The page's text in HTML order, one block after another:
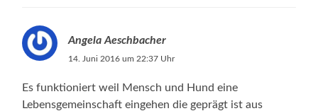
Angela Aeschbacher
14. Juni 2016 um 22:37 Uhr
Es funktioniert weil Mensch und Hund eine
Lebensgemeinschaft eingehen die geprägt ist aus